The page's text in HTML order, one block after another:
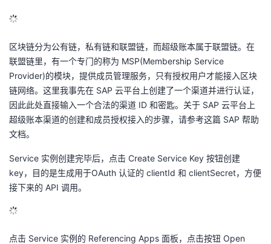
区块链分为公有链，私有链和联盟链，而超级账本属于联盟链。在
联盟链里，有一个专门的称为 MSP(Membership Service
Provider)的模块，提供成员管理服务，只有授权用户才能接入区块
链网络。这里我事先在 SAP 云平台上创建了一个渠道并进行认证，
因此此处直接输入一个合法的渠道 ID 和密匙。关于 SAP 云平台上
超级账本渠道的创建和成员授权接入的步骤，请参考这篇 SAP 帮助
文档。
Service 实例创建完毕后，点击 Create Service Key 按钮创建
key，目的是生成用于OAuth 认证的 clientId 和 clientSecret，方便
接下来的 API 调用。
点击 Service 实例的 Referencing Apps 面板，点击按钮 Open